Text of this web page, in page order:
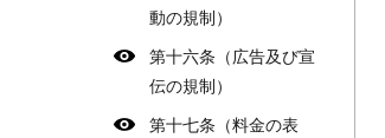
動の規制）
第十六条（広告及び宣
伝の規制）
第十七条（料金の表